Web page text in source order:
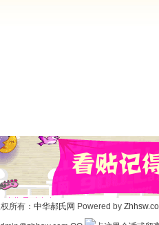
所有： 中华郝氏网 Powered by